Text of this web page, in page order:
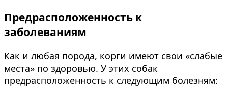
Предрасположенность к
заболеваниям
Как и любая порода, корги имеют свои «слабые
места» по здоровью. У этих собак
предрасположенность к следующим болезням: